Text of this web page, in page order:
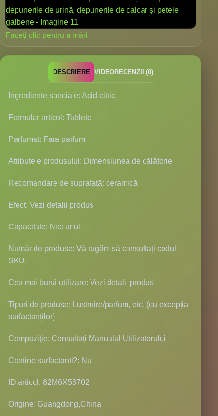
Faceți clic pentru a mări
DESCRIERE VIDEORECENZII (0)
Ingrediente speciale: Acid citric
Formular articol: Tablete
Parfumat: Fara parfum
Atributele produsului: Dimensiunea de călătorie
Recomandare de suprafață: ceramică
Efect: Vezi detalii produs
Capacitate: Nici unul
Număr de produse: Vă rugăm să consultați codul
SKU.
Cea mai bună utilizare: Vezi detalii produs
Tipuri de produse: Lustruire/parfum, etc. (cu excepția
surfactanților)
Compoziţie: Consultați Manualul Utilizatorului
Conține surfactanți?: Nu
ID articol: 82M6X53702
Origine: Guangdong,China